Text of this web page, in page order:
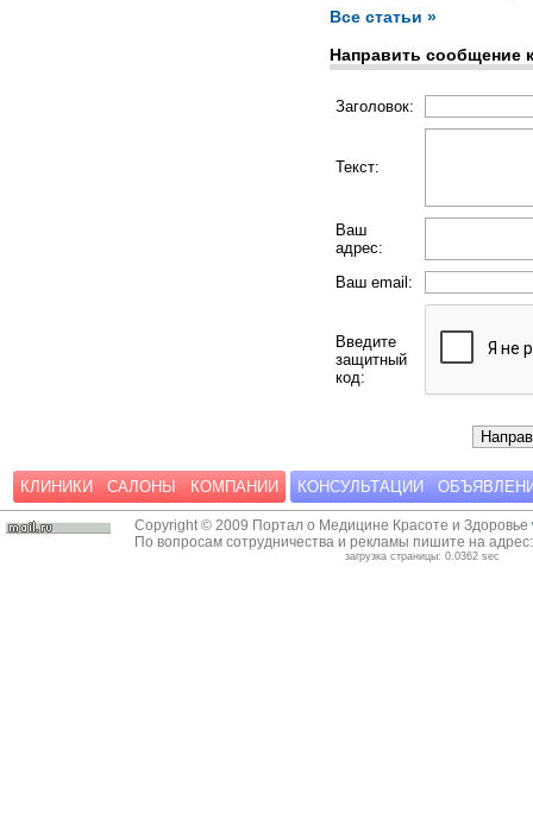
Все статьи »
Направить сообщение
Заголовок:
Текст:
Ваш
адрес:
Ваш email:
Введите
защитный
код:
КЛИНИКИ САЛОНЫ КОМПАНИИ КОНСУЛЬТАЦИИ
Copyright © 2009 Портал о Медицине Красоте и Здоровье
По вопросам сотрудничества и рекламы пишите на
загрузка страницы: 0.0362 sec